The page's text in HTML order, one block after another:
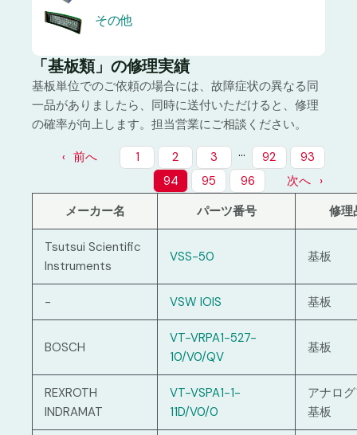
その他
「基板類」の修理実績
基板単位でのご依頼の場合には、故障症状の異なる同
一品がありましたら、同時に送付いただけると、修理
の確率が向上します。担当営業にご相談ください。
前へ 1 2 3 … 92
93
94
95 96
次へ
メーカー名
パーツ番号 修理
Tsutsui Scientific
Instruments
VSS-50 基板
- VSW IOIS 基板
BOSCH
VT-VRPA1-527-
10/V0/QV
基板
REXROTH
INDRAMAT
VT-VSPA1-1-
11D/V0/0
アナロ
基板